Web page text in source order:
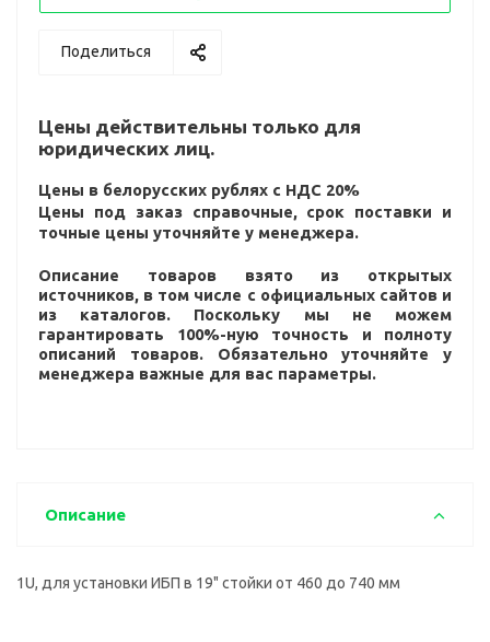
Поделиться
Цены действительны только для
юридических лиц.
Цены в белорусских рублях с НДС 20%
Цены под заказ справочные, срок поставки и
точные цены уточняйте у менеджера.
Описание товаров взято из открытых
источников, в том числе с официальных сайтов и
из каталогов. Поскольку мы не можем
гарантировать 100%-ную точность и полноту
описаний товаров. Обязательно уточняйте у
менеджера важные для вас параметры.
Описание
1U, для установки ИБП в 19" стойки от 460 до 740 мм